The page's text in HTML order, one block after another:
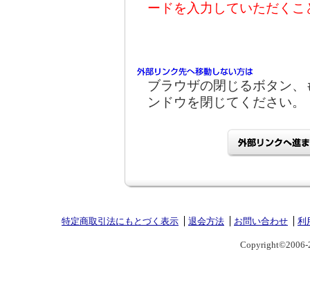
ードを入力していただく
ブラウザの閉じるボタン
ンドウを閉じてください。
特定商取引法にもとづく表示 退会方法 お問い合わせ 利
Copyright©2006-